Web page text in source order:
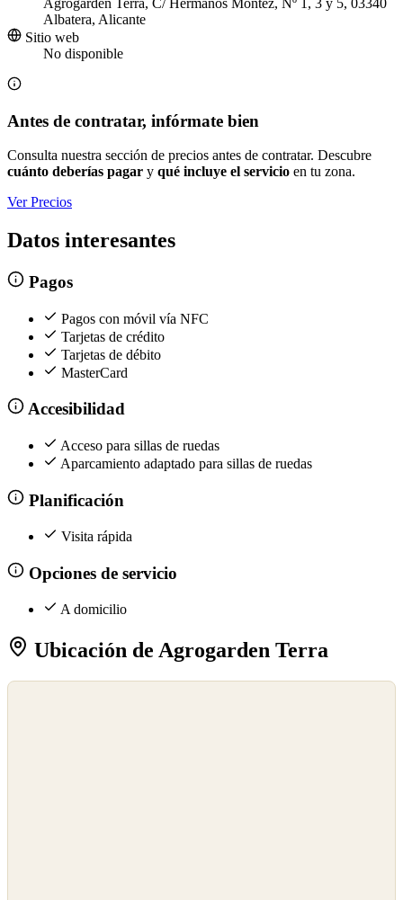
Agrogarden Terra, C/ Hermanos Montez, Nº 1, 3 y 5, 03340
Albatera, Alicante
Sitio web
No disponible
Antes de contratar, infórmate bien
Consulta nuestra sección de precios antes de contratar. Descubre
cuánto deberías pagar y qué incluye el servicio en tu zona.
Ver Precios
Datos interesantes
Pagos
Pagos con móvil vía NFC
Tarjetas de crédito
Tarjetas de débito
MasterCard
Accesibilidad
Acceso para sillas de ruedas
Aparcamiento adaptado para sillas de ruedas
Planificación
Visita rápida
Opciones de servicio
A domicilio
Ubicación de Agrogarden Terra